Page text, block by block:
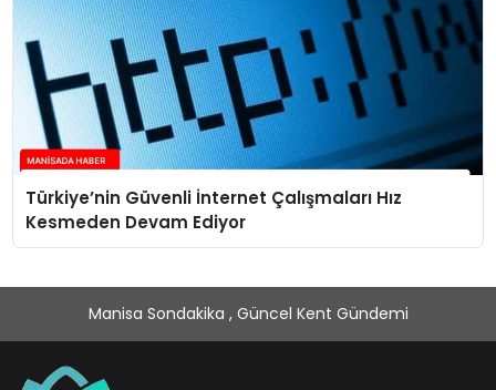
Türkiye’nin Güvenli İnternet Çalışmaları Hız
Kesmeden Devam Ediyor
Manisa Sondakika , Güncel Kent Gündemi